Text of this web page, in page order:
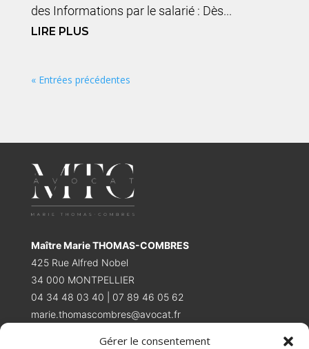
Gérer le consentement
des Informations par le salarié : Dès...
LIRE PLUS
« Entrées précédentes
Maître Marie THOMAS-COMBRES
425 Rue Alfred Nobel
34 000 MONTPELLIER
04 34 48 03 40 | 07 89 46 05 62
marie.thomascombres@avocat.fr